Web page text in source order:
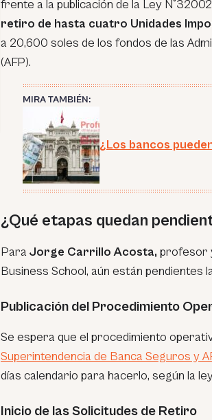
frente a la publicación de la Ley
retiro de hasta cuatro Unidades
a 20,600 soles de los fondos de las
(AFP).
MIRA TAMBIÉN:
¿Los bancos
¿Qué etapas quedan
Para Jorge Carrillo Acosta, profesor
Business School, aún están pendientes
Publicación del Procedimiento
Se espera que el procedimiento
Superintendencia de Banca Seguros y
días calendario para hacerlo, según la
Inicio de las Solicitudes de Retiro